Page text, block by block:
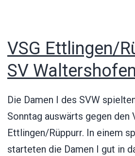
VSG Ettlingen/
SV
Die Damen I des SVW
Sonntag auswärts gegen den
Ettlingen/Rüppurr. In einem
starteten die Damen I gut in